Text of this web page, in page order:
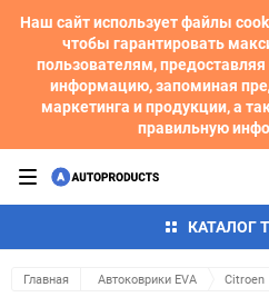
Наш сайт использует файлы
чтобы гарантировать
пользователям,
информацию, запоминая
маркетинга и продукции, а
правильную
КАТАЛОГ
Главная Автоковрики EVA Citroen